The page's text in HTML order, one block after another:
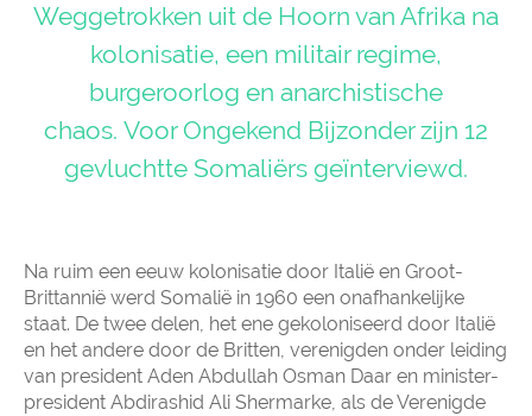
Weggetrokken uit de Hoorn van Afrika na
kolonisatie, een militair regime,
burgeroorlog en anarchistische
chaos. Voor Ongekend Bijzonder zijn 12
gevluchtte Somaliërs geïnterviewd.
Na ruim een eeuw kolonisatie door Italië en Groot-
Brittannië werd Somalië in 1960 een onafhankelijke
staat. De twee delen, het ene gekoloniseerd door Italië
en het andere door de Britten, verenigden onder leiding
van president Aden Abdullah Osman Daar en minister-
president Abdirashid Ali Shermarke, als de Verenigde